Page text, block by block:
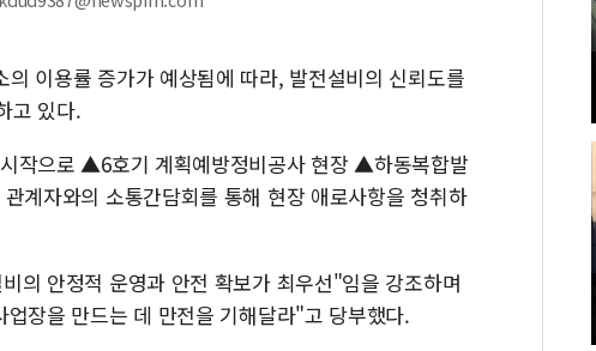
이용률 증가가 예상됨에 따라, 발전설비의 신뢰도를
고 있다.
작으로 ▲6호기 계획예방정비공사 현장 ▲하동복합발
계자와의 소통간담회를 통해 현장 애로사항을 청취하
의 안정적 운영과 안전 확보가 최우선"임을 강조하며
장을 만드는 데 만전을 기해달라"고 당부했다.